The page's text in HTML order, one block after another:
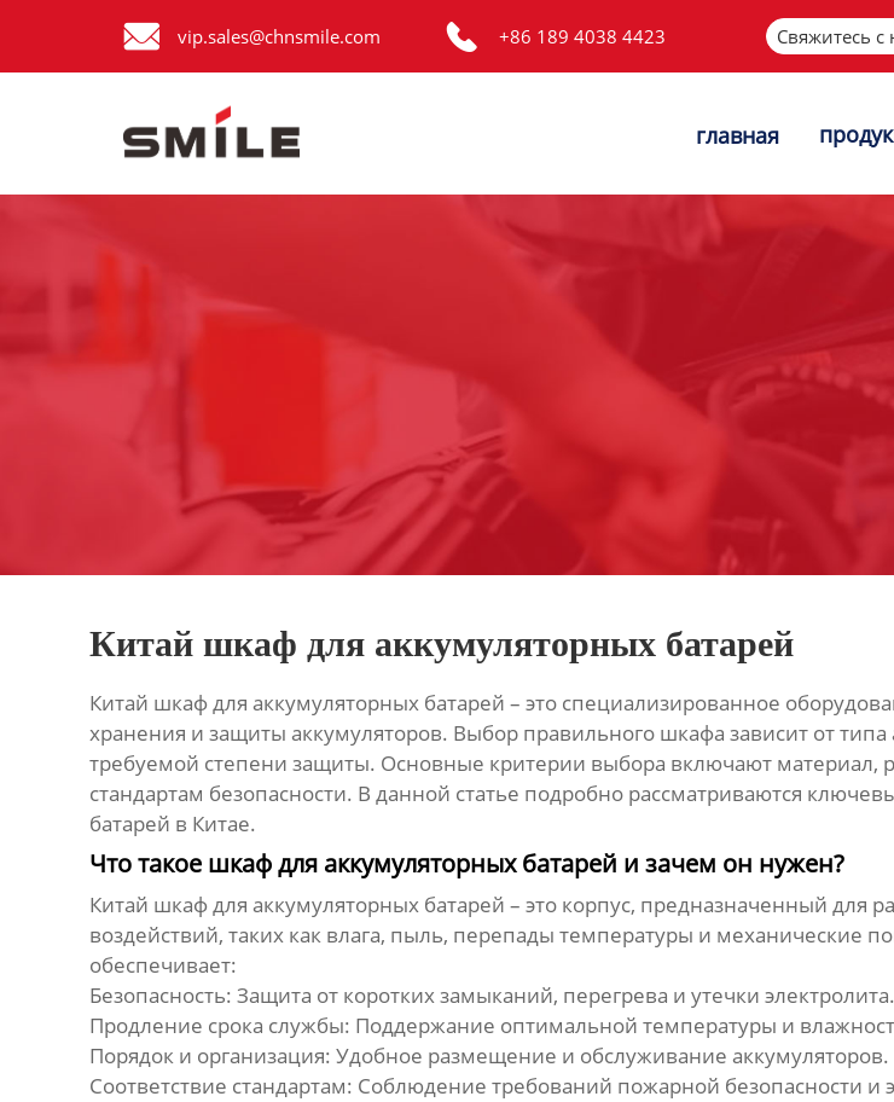
 vip.sales@chnsmile.com  +86 189 4038 4423 Свяжитесь с
главная
Китай шкаф для аккумуляторных батарей
Китай шкаф для аккумуляторных батарей – это специализированное
хранения и защиты аккумуляторов. Выбор правильного шкафа зависит от типа
требуемой степени защиты. Основные критерии выбора включают материал,
стандартам безопасности. В данной статье подробно рассматриваются
батарей в Китае.
Что такое шкаф для аккумуляторных батарей и зачем он нужен?
Китай шкаф для аккумуляторных батарей – это корпус, предназначенный для
воздействий, таких как влага, пыль, перепады температуры и механические
обеспечивает:
Безопасность: Защита от коротких замыканий, перегрева и утечки электролита.
Продление срока службы: Поддержание оптимальной температуры и
Порядок и организация: Удобное размещение и обслуживание аккумуляторов.
Соответствие стандартам: Соблюдение требований пожарной безопасности и